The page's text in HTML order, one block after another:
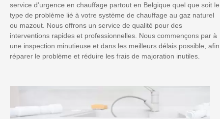
service d’urgence en chauffage partout en Belgique quel que soit le
type de problème lié à votre système de chauffage au gaz naturel
ou mazout. Nous offrons un service de qualité pour des
interventions rapides et professionnelles. Nous commençons par à
une inspection minutieuse et dans les meilleurs délais possible, afin
réparer le problème et réduire les frais de majoration inutiles.